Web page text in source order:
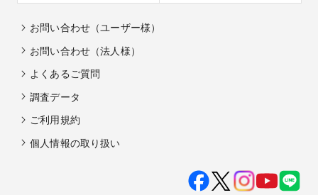
お問い合わせ（ユーザー様）
お問い合わせ（法人様）
よくあるご質問
調査データ
ご利用規約
個人情報の取り扱い